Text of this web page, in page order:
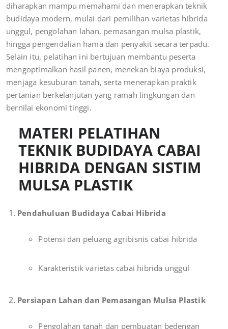
diharapkan mampu memahami dan menerapkan teknik
budidaya modern, mulai dari pemilihan varietas hibrida
unggul, pengolahan lahan, pemasangan mulsa plastik,
hingga pengendalian hama dan penyakit secara terpadu.
Selain itu, pelatihan ini bertujuan membantu peserta
mengoptimalkan hasil panen, menekan biaya produksi,
menjaga kesuburan tanah, serta menerapkan praktik
pertanian berkelanjutan yang ramah lingkungan dan
bernilai ekonomi tinggi.
MATERI PELATIHAN
TEKNIK BUDIDAYA CABAI
HIBRIDA DENGAN SISTIM
MULSA PLASTIK
Pendahuluan Budidaya Cabai Hibrida
Potensi dan peluang agribisnis cabai hibrida
Karakteristik varietas cabai hibrida unggul
Persiapan Lahan dan Pemasangan Mulsa Plastik
Pengolahan tanah dan pembuatan bedengan